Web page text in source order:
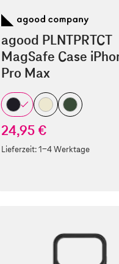
agood PLNTPRTCT
MagSafe Case
Pro Max
24,95 €
Lieferzeit:1-4 Werktage